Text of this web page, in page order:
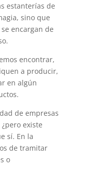
estanterías de
sino que
encargan de
encontrar,
a producir,
en algún
de empresas
existe
sí. En la
de tramitar
o